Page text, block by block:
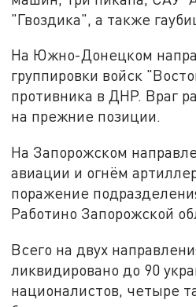
"Гвоздика", а также
На Южно-Донецком
группировки войск
противника в ДНР. Враг
на прежние позиции.
На Запорожском
авиации и огнём
поражение
Работино Запорожской
Всего на двух
ликвидировано до 90
националистов, четыре